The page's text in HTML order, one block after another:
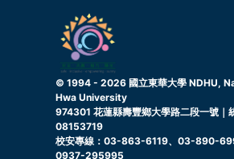
© 1994 - 2026 國立東華大學 NDHU,
Hwa University
974301 花蓮縣壽豐鄉大學路二段一號｜
08153719
校安專線：03-863-6119、03-890-
0937-295995